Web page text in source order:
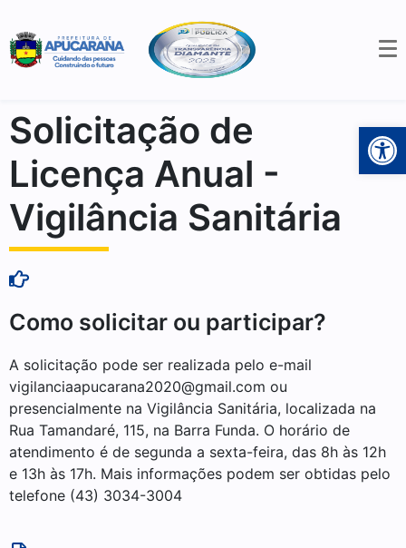
Solicitação de
Licença Anual -
Vigilância Sanitária
Como solicitar ou participar?
A solicitação pode ser realizada pelo e-mail
vigilanciaapucarana2020@gmail.com ou
presencialmente na Vigilância Sanitária, localizada na
Rua Tamandaré, 115, na Barra Funda. O horário de
atendimento é de segunda a sexta-feira, das 8h às 12h
e 13h às 17h. Mais informações podem ser obtidas pelo
telefone (43) 3034-3004